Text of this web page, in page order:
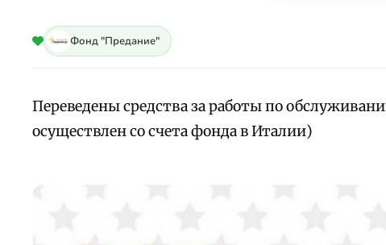
Фонд "Предание"
Переведены средства за работы по
осуществлен со счета фонда в Италии)